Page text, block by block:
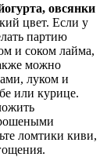
овсянки
цвет. Если у
партию
и соком лайма,
можно
луком и
или курице.
ломтики киви,